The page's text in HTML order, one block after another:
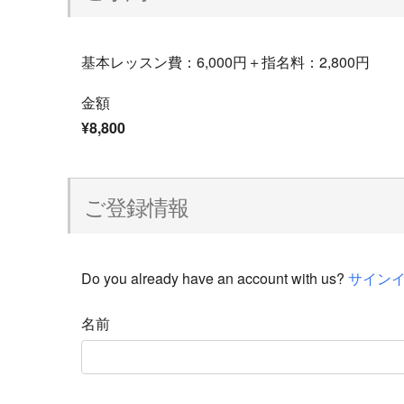
基本レッスン費：6,000円＋指名料：2,800円
金額
¥8,800
ご登録情報
Do you already have an account with us? サイン
名前